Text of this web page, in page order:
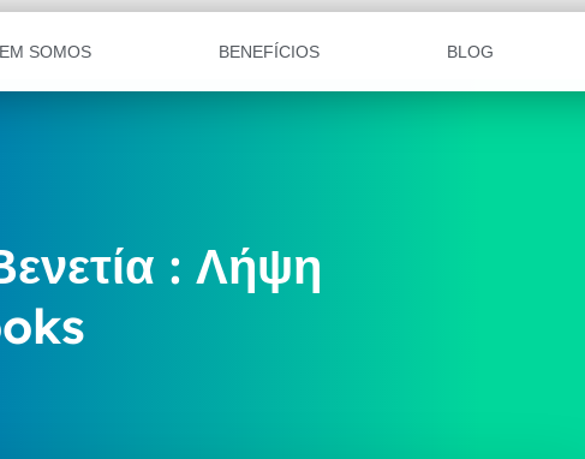
SOMOS BENEFÍCIOS BLOG
: Λήψη